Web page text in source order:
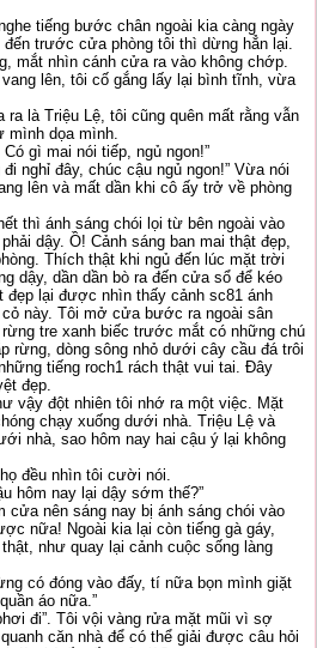
tiếng bước chân ngoài kia càng ngày
trước cửa phòng tôi thì dừng hẳn lại.
mắt nhìn cánh cửa ra vào không chớp.
lên, tôi cố gắng lấy lại bình tĩnh, vừa
ra là Triệu Lệ, tôi cũng quên mất rằng vẫn
mình dọa mình.
gì mai nói tiếp, ngủ ngon!”
nghỉ đây, chúc cậu ngủ ngon!” Vừa nói
lên và mất dần khi cô ấy trở về phòng
thì ánh sáng chói lọi từ bên ngoài vào
dậy. Ồ! Cảnh sáng ban mai thật đẹp,
Thích thật khi ngủ đến lúc mặt trời
dậy, dần dần bò ra đến cửa sổ để kéo
đẹp lại được nhìn thấy cảnh sc81 ánh
này. Tôi mở cửa bước ra ngoài sân
tre xanh biếc trước mắt có những chú
rừng, dòng sông nhỏ dưới cây cầu đá trôi
tiếng roch1 rách thật vui tai. Đây
đẹp.
vậy đột nhiên tôi nhớ ra một việc. Mặt
chạy xuống dưới nhà. Triệu Lệ và
nhà, sao hôm nay hai cậu ý lại không
đều nhìn tôi cười nói.
hôm nay lại dậy sớm thế?”
cửa nên sáng nay bị ánh sáng chói vào
nữa! Ngoài kia lại còn tiếng gà gáy,
như quay lại cảnh cuộc sống làng
có đóng vào đấy, tí nữa bọn mình giặt
áo nữa.”
đi”. Tôi vội vàng rửa mặt mũi vì sợ
căn nhà để có thể giải được câu hỏi